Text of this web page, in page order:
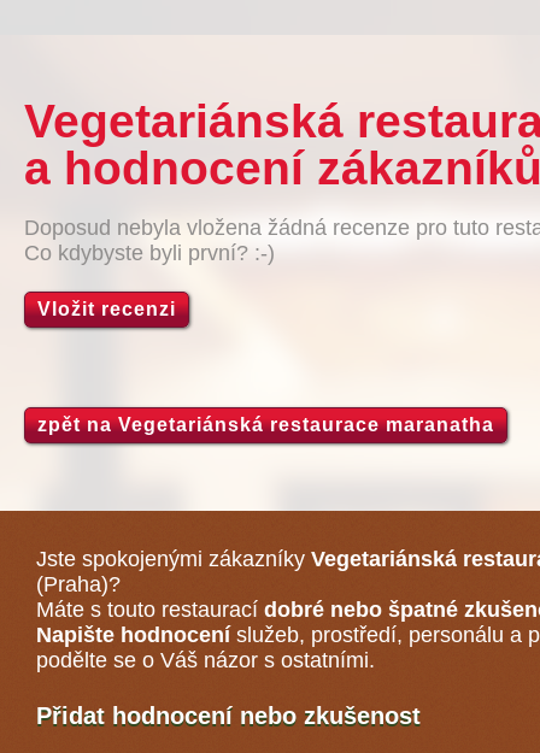
Vegetariánská
a hodnocení
Doposud nebyla vložena žádná recenze pro tuto
Co kdybyste byli první? :-)
Vložit recenzi
zpět na Vegetariánská restaurace maranatha
Jste spokojenými zákazníky Vegetariánská
(Praha)?
Máte s touto restaurací dobré nebo špatné
Napište hodnocení služeb, prostředí, personálu a
podělte se o Váš názor s ostatními.
Přidat hodnocení nebo zkušenost